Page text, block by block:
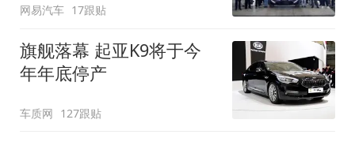
网易汽车 17跟贴
旗舰落幕 起亚K9将于今
年年底停产
车质网 127跟贴